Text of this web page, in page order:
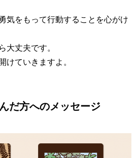
気をもって行動することを心がけ
大丈夫です。
けていきますよ。
だ方へのメッセージ